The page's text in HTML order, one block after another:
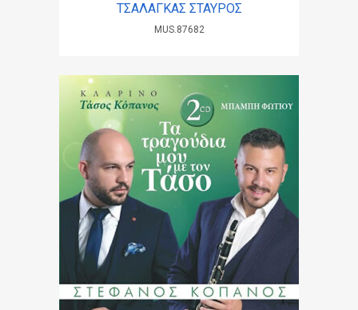
ΤΣΑΛΑΓΚΑΣ ΣΤΑΥΡΟΣ
MUS.87682